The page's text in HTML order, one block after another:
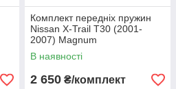
Комплект передніх пружин
Nissan X-Trail T30 (2001-
2007) Magnum
В наявності
2 650 ₴/комплект